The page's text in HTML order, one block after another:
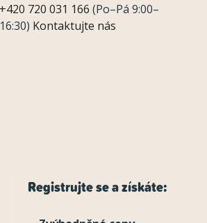
+420 720 031 166 (Po–Pá 9:00–
16:30) Kontaktujte nás
Registrujte se a získáte: